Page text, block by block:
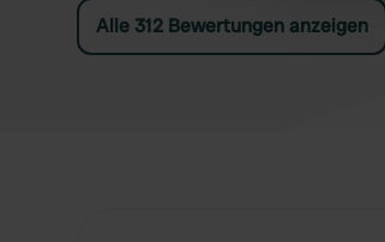
Alle 312 Bewertungen anzeigen